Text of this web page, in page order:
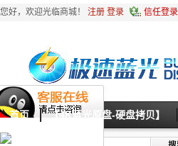
您好，欢迎光临商城！ 注册 登录 信任登录
首页 【4K蓝光原盘-硬盘拷贝】